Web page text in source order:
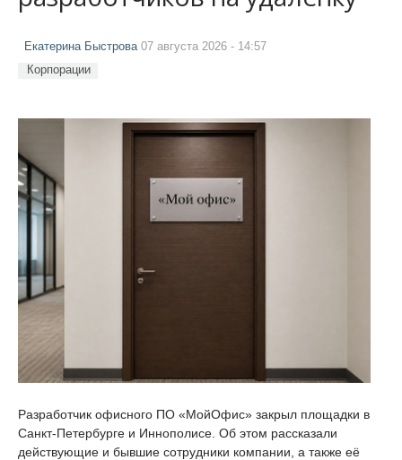
Екатерина Быстрова07 августа 2026 - 14:57
Корпорации
Разработчик офисного ПО «МойОфис» закрыл площадки в
Санкт-Петербурге и Иннополисе. Об этом рассказали
действующие и бывшие сотрудники компании, а также её